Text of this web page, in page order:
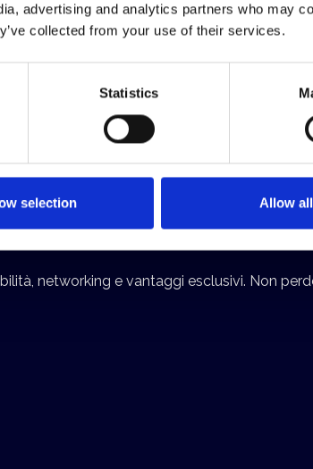
advertising and analytics partners who may
collected from your use of their services.
Statistics
selection Allow all
Sponsor
networking e vantaggi esclusivi. Non